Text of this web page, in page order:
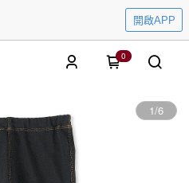
開啟APP
0
1/6